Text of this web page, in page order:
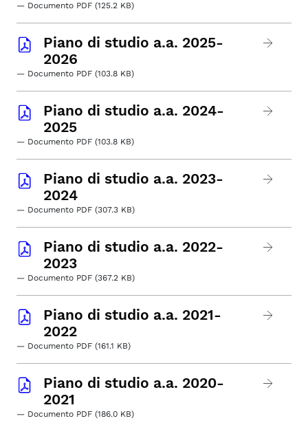
— Documento PDF (125.2 KB)
Piano di studio a.a. 2025-
2026
— Documento PDF (103.8 KB)
Piano di studio a.a. 2024-
2025
— Documento PDF (103.8 KB)
Piano di studio a.a. 2023-
2024
— Documento PDF (307.3 KB)
Piano di studio a.a. 2022-
2023
— Documento PDF (367.2 KB)
Piano di studio a.a. 2021-
2022
— Documento PDF (161.1 KB)
Piano di studio a.a. 2020-
2021
— Documento PDF (186.0 KB)